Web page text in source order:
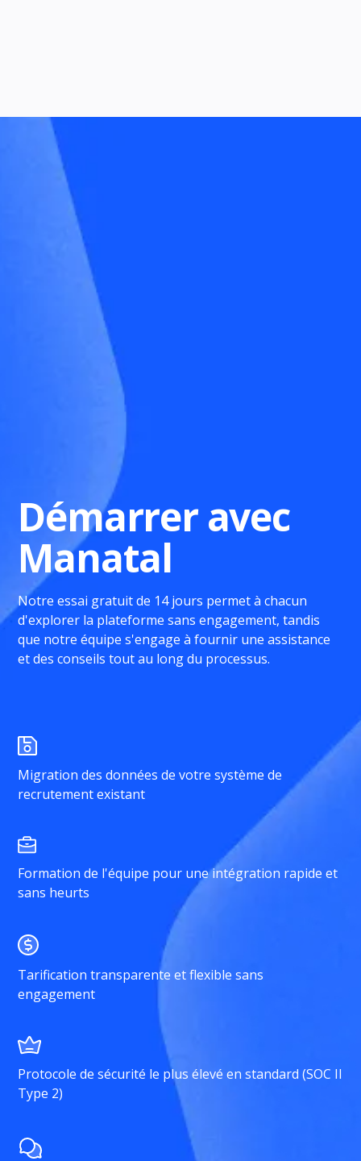
Démarrer avec
Manatal
Notre essai gratuit de 14 jours permet à chacun
d'explorer la plateforme sans engagement, tandis
que notre équipe s'engage à fournir une assistance
et des conseils tout au long du processus.
Migration des données de votre système de
recrutement existant
Formation de l'équipe pour une intégration rapide et
sans heurts
Tarification transparente et flexible sans
engagement
Protocole de sécurité le plus élevé en standard (SOC II
Type 2)